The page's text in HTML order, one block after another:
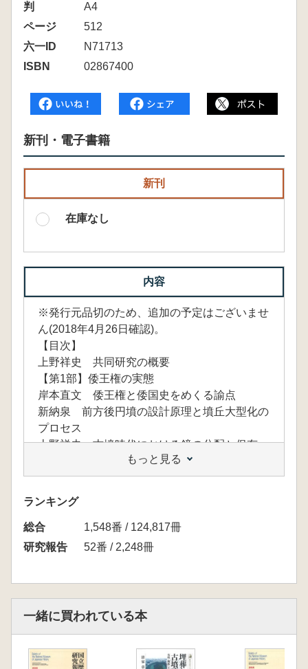
判
A4
ページ
512
六一ID
N71713
ISBN
02867400
新刊・電子書籍
新刊
在庫なし
内容
※発行元品切のため、追加の予定はございませ
ん(2018年4月26日確認)。
【目次】
上野祥史 共同研究の概要
【第1部】倭王権の実態
岸本直文 倭王権と倭国史をめくる諭点
新納泉 前方後円墳の設計原理と墳丘大型化の
プロセス
上野祥史 古墳時代における鏡の分配と保有
【第2部】王権の比較
井上直樹 百済の王号・侯号・太守号と将軍号
山本孝文 百済墓制の展開と王権の動向
高久健二 新羅積石木椰墓の埋葬プロセス
仁藤敦史 神功紀外交記事の基礎的考察
【第3部】倭の地域社会
階
杉井健 弥生時代後期集落の消長よりみた古墳
【第4部】倭世界の境界
もっと見る
ランキング
総合
1,548番 / 124,817冊
研究報告
52番 / 2,248冊
一緒に買われている本